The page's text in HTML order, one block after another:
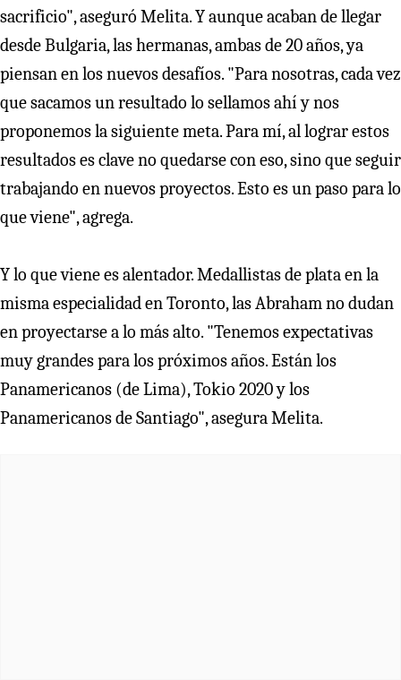
sacrificio", aseguró Melita. Y aunque acaban de llegar
desde Bulgaria, las hermanas, ambas de 20 años, ya
piensan en los nuevos desafíos. "Para nosotras, cada vez
que sacamos un resultado lo sellamos ahí y nos
proponemos la siguiente meta. Para mí, al lograr estos
resultados es clave no quedarse con eso, sino que seguir
trabajando en nuevos proyectos. Esto es un paso para lo
que viene", agrega.
Y lo que viene es alentador. Medallistas de plata en la
misma especialidad en Toronto, las Abraham no dudan
en proyectarse a lo más alto. "Tenemos expectativas
muy grandes para los próximos años. Están los
Panamericanos (de Lima), Tokio 2020 y los
Panamericanos de Santiago", asegura Melita.